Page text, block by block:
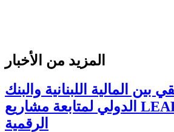
المزيد من الأخبار
بين المالية اللبنانية والبنك
الدولي لمتابعة مشاريع LEAP والتنمية
الرقمية